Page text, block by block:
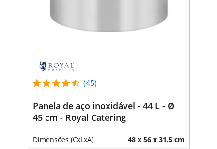
(45)
Panela de aço inoxidável - 44 L - Ø
45 cm - Royal Catering
Dimensões (CxLxA) 48 x 56 x 31.5 cm